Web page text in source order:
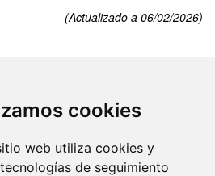
cookies
web utiliza cookies y
de seguimiento
(Actualizado a 06/02/2026)